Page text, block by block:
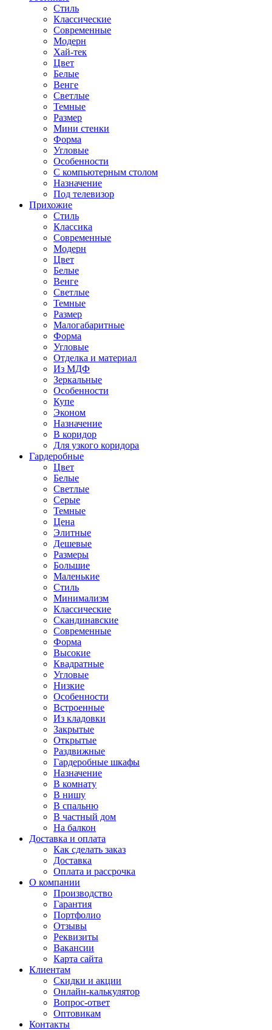
Стиль
Классические
Современные
Модерн
Хай-тек
Цвет
Белые
Венге
Светлые
Темные
Размер
Мини стенки
Форма
Угловые
Особенности
С компьютерным столом
Назначение
Под телевизор
Прихожие
Стиль
Классика
Современные
Модерн
Цвет
Белые
Венге
Светлые
Темные
Размер
Малогабаритные
Форма
Угловые
Отделка и материал
Из МДФ
Зеркальные
Особенности
Купе
Эконом
Назначение
В коридор
Для узкого коридора
Гардеробные
Цвет
Белые
Светлые
Серые
Темные
Цена
Элитные
Дешевые
Размеры
Большие
Маленькие
Стиль
Минимализм
Классические
Скандинавские
Современные
Форма
Высокие
Квадратные
Угловые
Низкие
Особенности
Встроенные
Из кладовки
Закрытые
Открытые
Раздвижные
Гардеробные шкафы
Назначение
В комнату
В нишу
В спальню
В частный дом
На балкон
Доставка и оплата
Как сделать заказ
Доставка
Оплата и рассрочка
О компании
Производство
Гарантия
Портфолио
Отзывы
Реквизиты
Вакансии
Карта сайта
Клиентам
Скидки и акции
Онлайн-калькулятор
Вопрос-ответ
Оптовикам
Контакты